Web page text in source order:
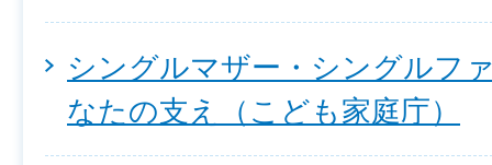
シングルマザー・シングルフ
なたの支え（こども家庭庁）